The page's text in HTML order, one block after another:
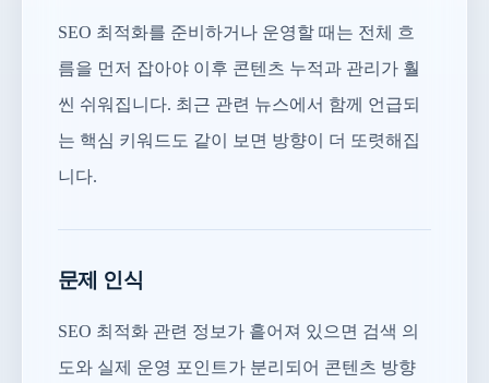
SEO 최적화를 준비하거나 운영할 때는 전체 흐
름을 먼저 잡아야 이후 콘텐츠 누적과 관리가 훨
씬 쉬워집니다. 최근 관련 뉴스에서 함께 언급되
는 핵심 키워드도 같이 보면 방향이 더 또렷해집
니다.
문제 인식
SEO 최적화 관련 정보가 흩어져 있으면 검색 의
도와 실제 운영 포인트가 분리되어 콘텐츠 방향